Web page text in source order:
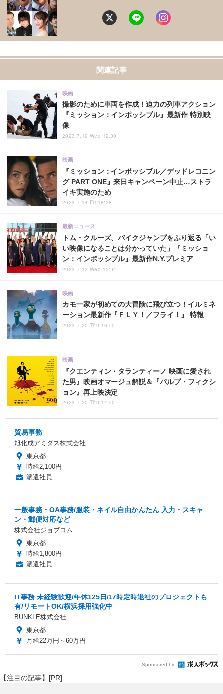
関連記事
撮影のために車両を作成！迫力の列車アクション
『ミッション：インポッシブル』最新作 特別映
像
映画
2023.7.19 Wed 12:00
『ミッション：インポッシブル／デッドレコニン
グ PART ONE』来日キャンペーン中止…ストラ
イキ実施のため
映画
2023.7.14 Fri 18:28
トム・クルーズ、バイクジャンプをふり返る「い
い映像になることは分かっていた」『ミッショ
ン：インポッシブル』最新作N.Y.プレミア
最新ニュース
2023.7.12 Wed 12:04
カモ一家が初めての大冒険に飛び立つ！イルミネ
ーション最新作『ＦＬＹ！／フライ！』 特報
映画
2023.7.20 Thu 16:00
『クエンティン・タランティーノ 映画に愛され
た男』映画オマージュ解説＆『パルプ・フィクシ
ョン』再上映決定
映画
2023.7.20 Thu 14:30
貿易事務
旭化成アミダス株式会社
東京都
時給2,100円
派遣社員
一般事務・OA事務/服装・ネイル自由かんたん 入力・スキャ
ン・郵便対応など
株式会社ジョブコム
東京都
時給1,800円
派遣社員
IT事務 未経験歓迎/年休125日/17時定時退社のプロジェクトも
有/リモートOK/横浜採用強化中
BUNKLE株式会社
東京都
月給22万円～60万円
Sponsored by
【注目の記事】[PR]